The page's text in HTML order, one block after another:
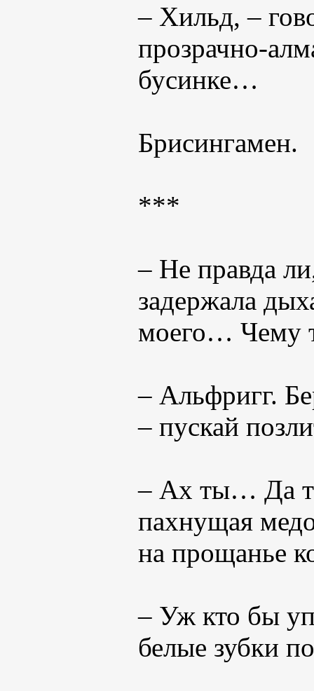
– Хильд, –
прозрачно-
бусинке…
Брисингамен.
***
– Не правда
задержала
моего… Чему
– Альфригг.
– пускай
– Ах ты… Да
пахнущая
на прощанье
– Уж кто бы
белые зубки